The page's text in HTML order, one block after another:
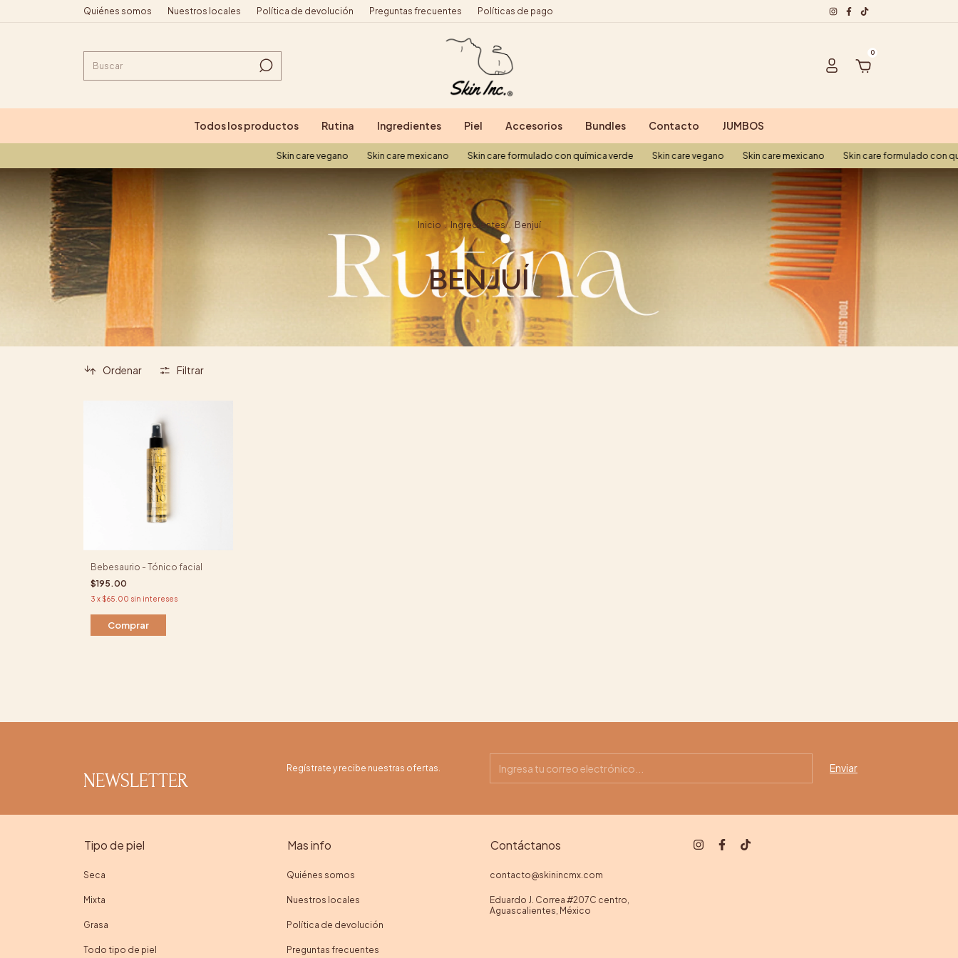
Quiénes somos Nuestros locales Política de devolución Preguntas frecuentes Políticas de pago
0
Todos los productos Rutina Ingredientes Piel Accesorios Bundles Contacto JUMBOS
Skin care vegano Skin care mexicano Skin care formulado con química verde Skin care vegano Skin care mexicano Skin care formulado con química
Inicio . Ingredientes . Benjuí
BENJUÍ
Ordenar Filtrar
Bebesaurio - Tónico facial
$195.00
3 x $65.00 sin intereses
Comprar
NEWSLETTER
Regístrate y recibe nuestras ofertas.
Tipo de piel
Seca
Mixta
Grasa
Todo tipo de piel
Mas info
Quiénes somos
Nuestros locales
Política de devolución
Preguntas frecuentes
Contáctanos
contacto@skinincmx.com
Eduardo J. Correa #207C centro,
Aguascalientes, México